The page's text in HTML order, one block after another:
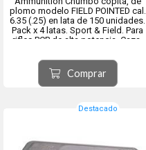
plomo modelo FIELD POINTED cal.
6.35 (.25) en lata de 150 unidades.
Pack x 4 latas. Sport & Field. Para
rifles PCP de alta potencia. Caza,
metálicas. Diametro real 6.35 mm. -
Peso del proyectil 1.70 g / 26.24
gr...
Comprar
Destacado